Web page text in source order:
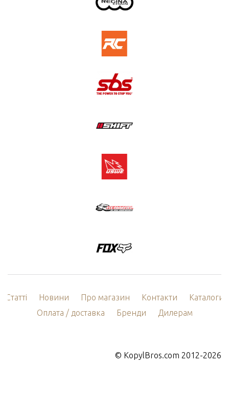
Статті Новини Про магазин Контакти
Каталоги
Оплата / доставка
Бренди Дилерам
© KopylBros.com 2012-2026